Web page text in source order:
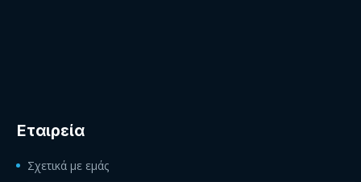
Εταιρεία
Σχετικά με εμάς